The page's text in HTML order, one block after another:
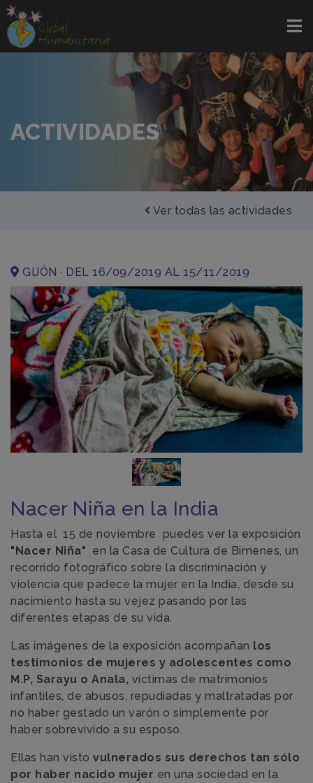
ACTIVIDADES
Ver todas las actividades
GIJÓN · DEL 16/09/2019 AL 15/11/2019
Nacer Niña en la India
Hasta el 15 de noviembre puedes ver la exposición
"Nacer Niña" en la Casa de Cultura de Bimenes, un
recorrido fotográfico sobre la discriminación y
violencia que padece la mujer en la India, desde su
nacimiento hasta su vejez pasando por las
diferentes etapas de su vida.
Las imágenes de la exposición acompañan los
testimonios de mujeres y adolescentes como
M.P, Sarayu o Anala, víctimas de matrimonios
infantiles, de abusos, repudiadas y maltratadas por
no haber gestado un varón o simplemente por
haber sobrevivido a su esposo.
Ellas han visto vulnerados sus derechos tan sólo
por haber nacido mujer en una sociedad en la